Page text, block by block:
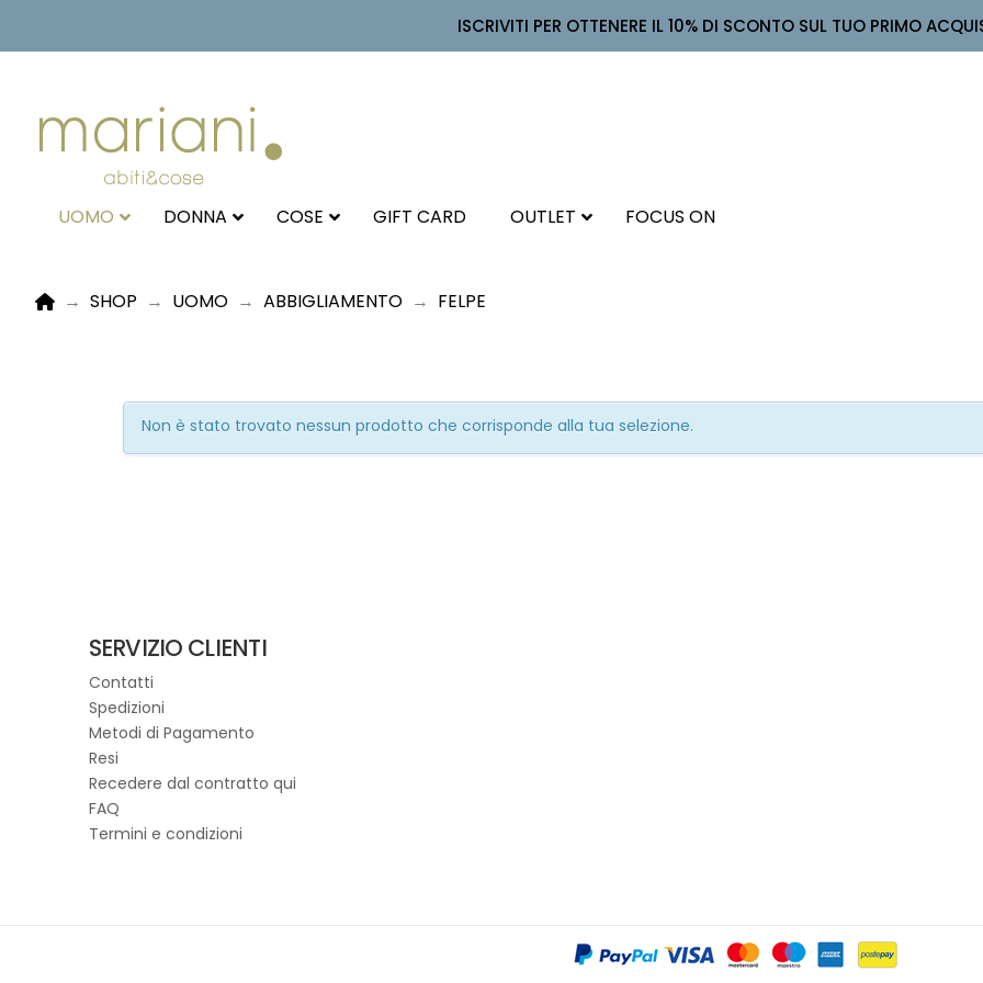
ISCRIVITI PER OTTENERE IL 10% DI SCONTO SUL TUO PRIMO
UOMO DONNA COSE GIFT CARD OUTLET FOCUS ON
HOME
→ SHOP → UOMO → ABBIGLIAMENTO → FELPE
Non è stato trovato nessun prodotto che corrisponde alla tua selezione.
SERVIZIO CLIENTI
Contatti
Spedizioni
Metodi di Pagamento
Resi
Recedere dal contratto qui
FAQ
Termini e condizioni